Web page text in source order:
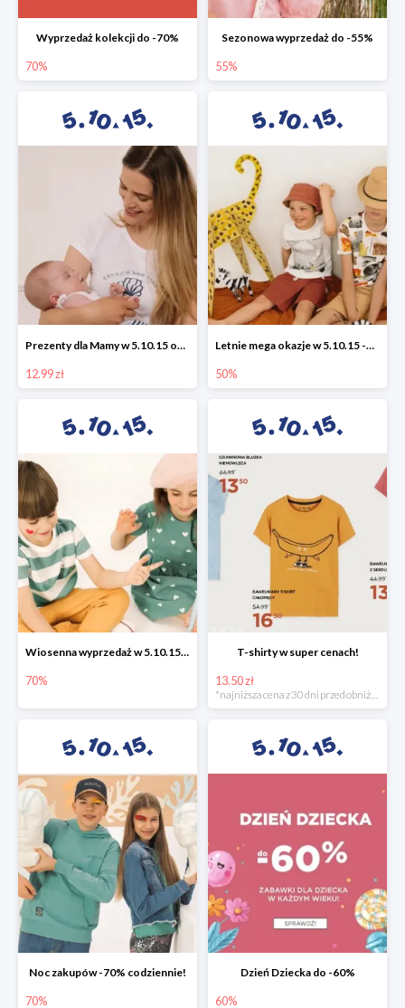
Wyprzedaż kolekcji do -70%
70%
Sezonowa wyprzedaż do -55%
55%
Prezenty dla Mamy w 5.10.15 od 12,99 zł
12.99 zł
Letnie mega okazje w 5.10.15 -50%
50%
Wiosenna wyprzedaż w 5.10.15 -70%
70%
T-shirty w super cenach!
13.50 zł
*najniższa cena z 30 dni przed obniżką
Noc zakupów -70% codziennie!
70%
Dzień Dziecka do -60%
60%